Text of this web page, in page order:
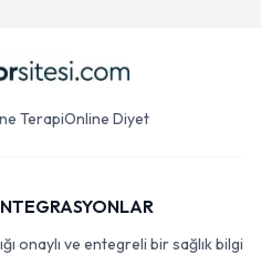
TerapiOnline Diyet
onaylı ve entegreli bir sağlık bilgi